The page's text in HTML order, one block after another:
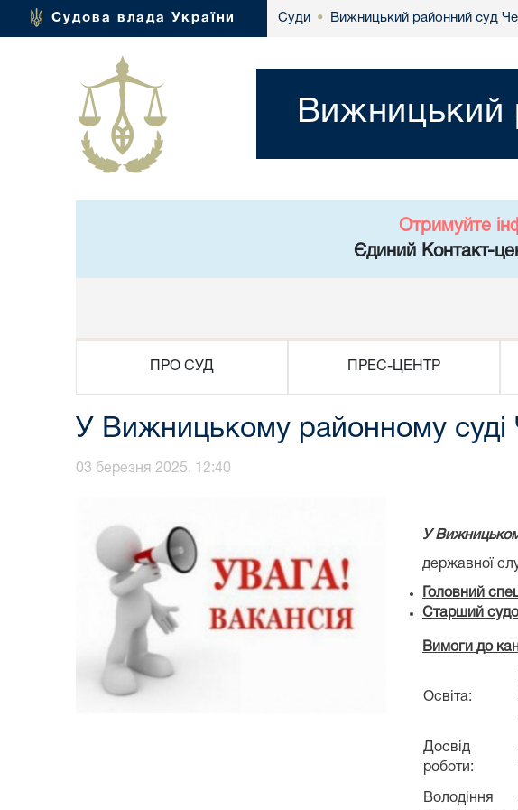
Судова влада України Суди • Вижницький районний суд
Вижницький
Отримуйте
Єдиний Контакт-
ПРО СУД ПРЕС-ЦЕНТР
У Вижницькому районному суді
03 березня 2025, 12:40
У
державної
Головний
Старший
Вимоги до
Освіта:
Досвід
роботи:
Володіння